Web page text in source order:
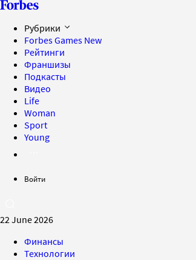
Рубрики
Forbes Games New
Рейтинги
Франшизы
Подкасты
Видео
Life
Woman
Sport
Young
Войти
22 June 2026
Финансы
Технологии